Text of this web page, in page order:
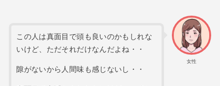
女性
この人は真面目で頭も良いのかもしれな
いけど、ただそれだけなんだよね・・
隙がないから人間味も感じないし・・